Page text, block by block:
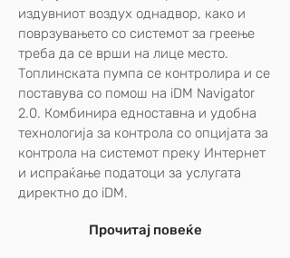
издувниот воздух однадвор, како и
поврзувањето со системот за греење
треба да се врши на лице место.
Топлинската пумпа се контролира и се
поставува со помош на iDM Navigator
2.0. Комбинира едноставна и удобна
технологија за контрола со опцијата за
контрола на системот преку Интернет
и испраќање податоци за услугата
директно до iDM.
Прочитај повеќе